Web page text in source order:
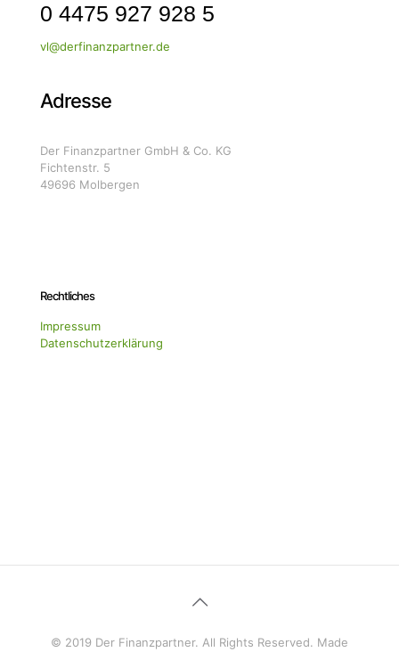
0 4475 927 928 5
vl@derfinanzpartner.de
Adresse
Der Finanzpartner GmbH & Co. KG
Fichtenstr. 5
49696 Molbergen
Rechtliches
Impressum
Datenschutzerklärung
© 2019 Der Finanzpartner. All Rights Reserved. Made